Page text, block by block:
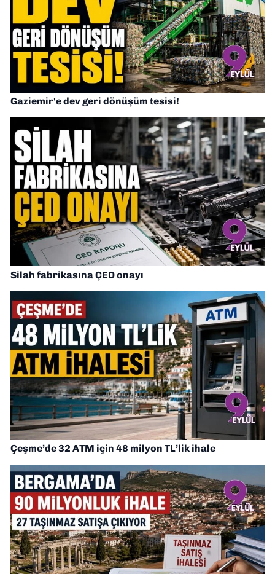
Gaziemir'e dev geri dönüşüm tesisi!
Silah fabrikasına ÇED onayı
Çeşme’de 32 ATM için 48 milyon TL’lik ihale